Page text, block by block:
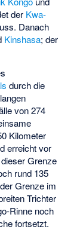
der Kwa-
Danach
Kinshasa; der
durch die
von 274
Kilometer
erreicht vor
Grenze
rund 135
Grenze im
Trichter
Rinne noch
fortsetzt.